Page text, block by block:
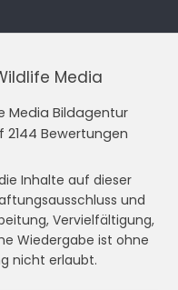
Media
Media Bildagentur
2144 Bewertungen
Inhalte auf dieser
und
Vervielfältigung,
Wiedergabe ist ohne
nicht erlaubt.